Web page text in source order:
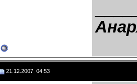
21.12.2007, 04:53